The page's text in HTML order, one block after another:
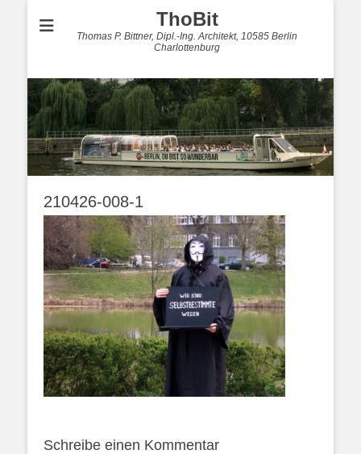
ThoBit
Thomas P. Bittner, Dipl.-Ing. Architekt, 10585 Berlin
Charlottenburg
210426-008-1
Schreibe einen Kommentar